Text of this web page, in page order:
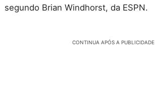
segundo Brian Windhorst, da ESPN.
CONTINUA APÓS A PUBLICIDADE